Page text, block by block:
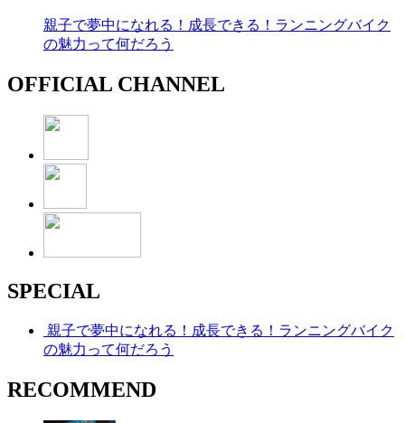
親子で夢中になれる！成長できる！ランニングバイク
の魅力って何だろう
OFFICIAL CHANNEL
SPECIAL
親子で夢中になれる！成長できる！ランニングバイク
の魅力って何だろう
RECOMMEND